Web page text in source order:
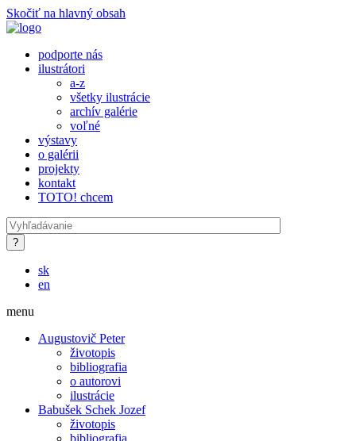
Skočiť na hlavný obsah
podporte nás
ilustrátori
a-z
všetky ilustrácie
archív galérie
voľné
výstavy
o galérii
projekty
kontakt
TOTO! chcem
sk
en
menu
Augustovič Peter
životopis
bibliografia
o autorovi
ilustrácie
Babušek Schek Jozef
životopis
bibliografia